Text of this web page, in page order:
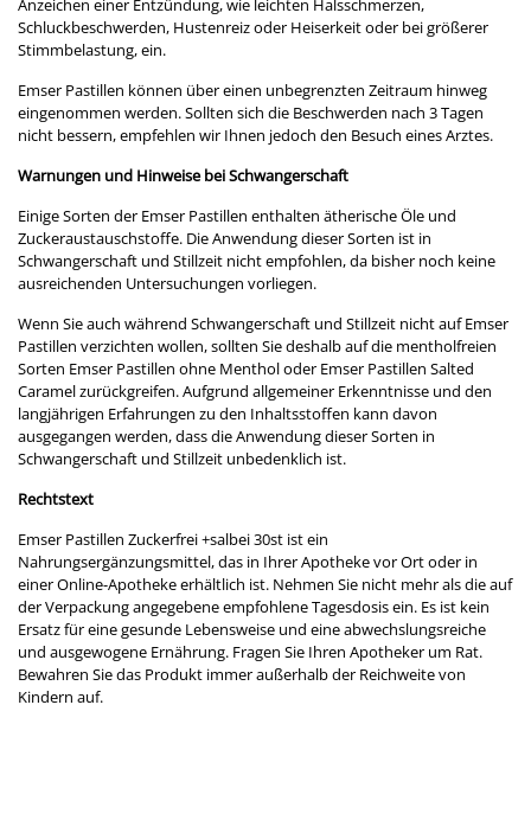
Anzeichen einer Entzündung, wie leichten Halsschmerzen,
Schluckbeschwerden, Hustenreiz oder Heiserkeit oder bei größerer
Stimmbelastung, ein.
Emser Pastillen können über einen unbegrenzten Zeitraum hinweg
eingenommen werden. Sollten sich die Beschwerden nach 3 Tagen
nicht bessern, empfehlen wir Ihnen jedoch den Besuch eines Arztes.
Warnungen und Hinweise bei Schwangerschaft
Einige Sorten der Emser Pastillen enthalten ätherische Öle und
Zuckeraustauschstoffe. Die Anwendung dieser Sorten ist in
Schwangerschaft und Stillzeit nicht empfohlen, da bisher noch keine
ausreichenden Untersuchungen vorliegen.
Wenn Sie auch während Schwangerschaft und Stillzeit nicht auf Emser
Pastillen verzichten wollen, sollten Sie deshalb auf die mentholfreien
Sorten Emser Pastillen ohne Menthol oder Emser Pastillen Salted
Caramel zurückgreifen. Aufgrund allgemeiner Erkenntnisse und den
langjährigen Erfahrungen zu den Inhaltsstoffen kann davon
ausgegangen werden, dass die Anwendung dieser Sorten in
Schwangerschaft und Stillzeit unbedenklich ist.
Rechtstext
Emser Pastillen Zuckerfrei +salbei 30st ist ein
Nahrungsergänzungsmittel, das in Ihrer Apotheke vor Ort oder in
einer Online-Apotheke erhältlich ist. Nehmen Sie nicht mehr als die auf
der Verpackung angegebene empfohlene Tagesdosis ein. Es ist kein
Ersatz für eine gesunde Lebensweise und eine abwechslungsreiche
und ausgewogene Ernährung. Fragen Sie Ihren Apotheker um Rat.
Bewahren Sie das Produkt immer außerhalb der Reichweite von
Kindern auf.